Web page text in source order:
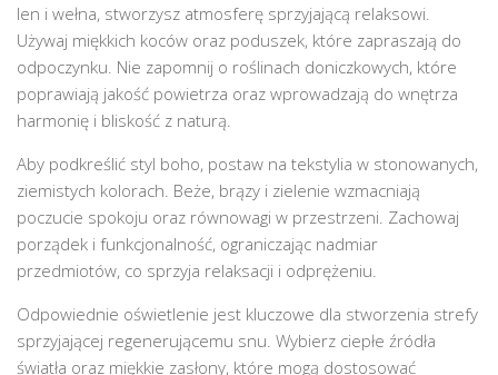
len i wełna, stworzysz atmosferę sprzyjającą relaksowi.
Używaj miękkich koców oraz poduszek, które zapraszają do
odpoczynku. Nie zapomnij o roślinach doniczkowych, które
poprawiają jakość powietrza oraz wprowadzają do wnętrza
harmonię i bliskość z naturą.
Aby podkreślić styl boho, postaw na tekstylia w stonowanych,
ziemistych kolorach. Beże, brązy i zielenie wzmacniają
poczucie spokoju oraz równowagi w przestrzeni. Zachowaj
porządek i funkcjonalność, ograniczając nadmiar
przedmiotów, co sprzyja relaksacji i odprężeniu.
Odpowiednie oświetlenie jest kluczowe dla stworzenia strefy
sprzyjającej regenerującemu snu. Wybierz ciepłe źródła
światła oraz miękkie zasłony, które mogą dostosować